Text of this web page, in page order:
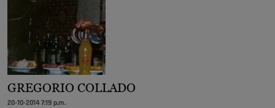
GREGORIO COLLADO
20-10-2014 7:19 p.m.